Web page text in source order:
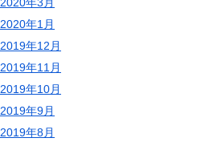
2020年1月
2019年12月
2019年11月
2019年10月
2019年9月
2019年8月